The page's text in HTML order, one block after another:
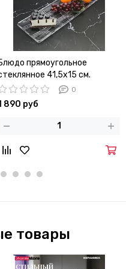
прямоугольное
41,5х15 см.
0
890 руб
товары